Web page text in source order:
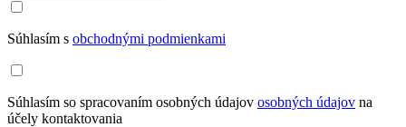
Súhlasím s obchodnými podmienkami
Súhlasím so spracovaním osobných údajov osobných údajov na
účely kontaktovania